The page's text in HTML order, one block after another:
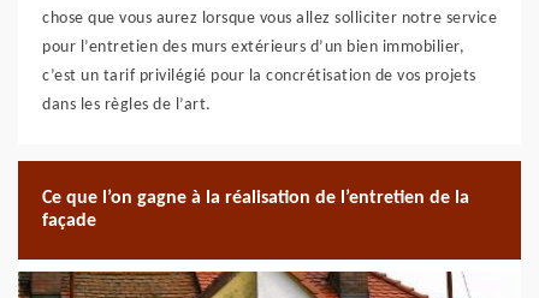
chose que vous aurez lorsque vous allez solliciter notre service
pour l’entretien des murs extérieurs d’un bien immobilier,
c’est un tarif privilégié pour la concrétisation de vos projets
dans les règles de l’art.
Ce que l’on gagne à la réalisation de l’entretien de la
façade